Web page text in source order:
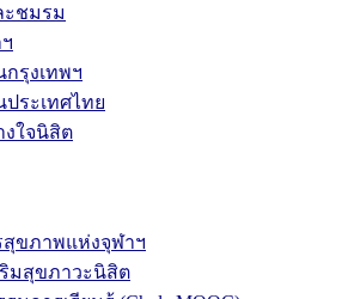
ะชมรม
รุงเทพฯ
ระเทศไทย
ใจนิสิต
ขภาพแห่งจุฬาฯ
มสุขภาวะนิสิต